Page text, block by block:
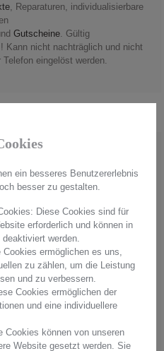
, Reparaturen, individualisierbare
Gutscheine. Gültig
! Kann nicht nachträglich und nicht
eingelöst werden.
ein besseres Benutzererlebnis
besser zu gestalten.
Diese Cookies sind für
erforderlich und können in
werden.
ermöglichen es uns,
zu zählen, um die Leistung
und zu verbessern.
Cookies ermöglichen der
und eine individuellere
Cookies können von unseren
Website gesetzt werden. Sie